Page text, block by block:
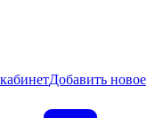
Добавить новое